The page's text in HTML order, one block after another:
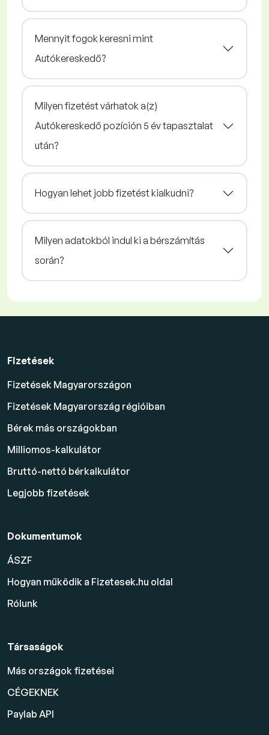
Mennyit fogok keresni mint
Autókereskedő?
Milyen fizetést várhatok a(z)
Autókereskedő pozíción 5 év tapasztalat
után?
Hogyan lehet jobb fizetést kialkudni?
Milyen adatokból indul ki a bérszámítás
során?
Fizetések
Fizetések Magyarországon
Fizetések Magyarország régióiban
Bérek más országokban
Milliomos-kalkulátor
Bruttó-nettó bérkalkulátor
Legjobb fizetések
Dokumentumok
ÁSZF
Hogyan működik a Fizetesek.hu oldal
Rólunk
Társaságok
Más országok fizetései
CÉGEKNEK
Paylab API